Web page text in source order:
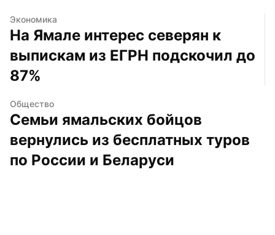
Экономика
На Ямале интерес северян к
выпискам из ЕГРН подскочил до
87%
Общество
Семьи ямальских бойцов
вернулись из бесплатных туров
по России и Беларуси